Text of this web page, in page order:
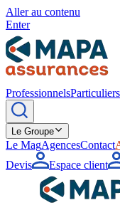
Aller au contenu
Enter
ProfessionnelsParticuliers
Le Groupe
Le MagAgencesContact
Devis
Espace client